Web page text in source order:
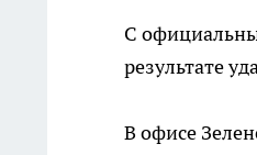
С
результате
В офисе